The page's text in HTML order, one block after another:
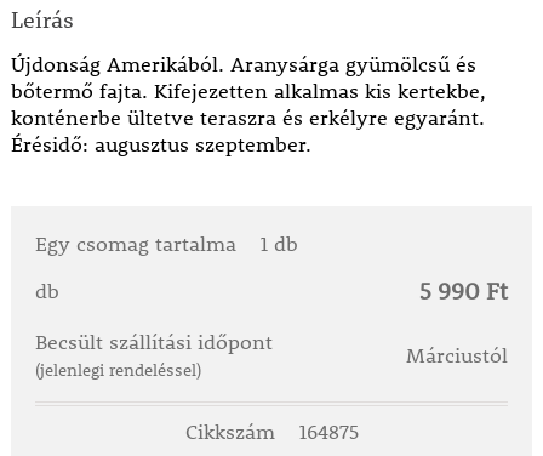
Leírás
Újdonság Amerikából. Aranysárga gyümölcsű és
bőtermő fajta. Kifejezetten alkalmas kis kertekbe,
konténerbe ültetve teraszra és erkélyre egyaránt.
Érésidő: augusztus szeptember.
Egy csomag tartalma
1 db
db
5 990 Ft
Becsült szállítási időpont
(jelenlegi rendeléssel)
Márciustól
Cikkszám 164875